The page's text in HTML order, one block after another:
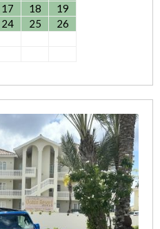
17 18
19
24 25
26